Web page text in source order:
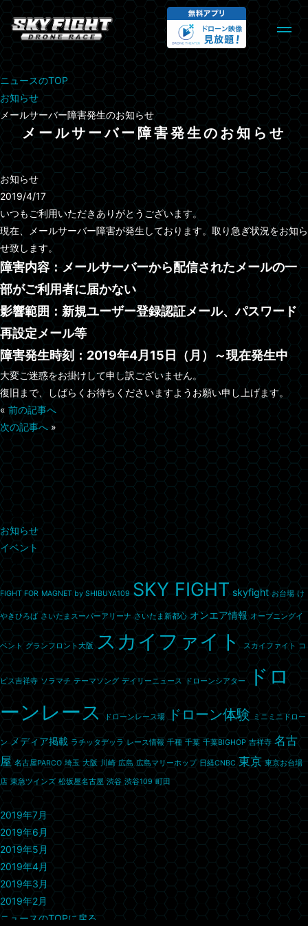
ニュースのTOP
お知らせ
メールサーバー障害発生のお知らせ
メールサーバー障害発生のお知らせ
お知らせ
2019/4/17
いつもご利用いただきありがとうございます。
現在、メールサーバー障害が発生しております。取り急ぎ状況をお知ら
せ致します。
障害内容：メールサーバーから配信されたメールの一
部がご利用者に届かない
影響範囲：新規ユーザー登録認証メール、パスワード
再設定メール等
障害発生時刻：2019年4月15日（月）～現在発生中
大変ご迷惑をお掛けして申し訳ございません。
復旧まで、しばらくお待ちくださいますようお願い申し上げます。
« 前の記事へ
次の記事へ »
カテゴリー
お知らせ
イベント
タグ
FIGHT FOR MAGNET by SHIBUYA109 SKY FIGHT skyfight お台場 け
やきひろば さいたまスーパーアリーナ さいたま新都心 オンエア情報 オープニングイ
ベント グランフロント大阪 スカイファイト スカイファイト コ
ピス吉祥寺 ソラマチ テーマソング デイリーニュース ドローンシアター ドロ
ーンレース
ドローンレース場 ドローン体験 ミニミニドロー
ン メディア掲載 ラチッタデッラ レース情報 千種 千葉 千葉BIGHOP 吉祥寺 名古
屋 名古屋PARCO 埼玉 大阪 川崎 広島 広島マリーホップ 日経CNBC 東京 東京お台場
店 東急ツインズ 松坂屋名古屋 渋谷 渋谷109 町田
アーカイブ
2019年7月
2019年6月
2019年5月
2019年4月
2019年3月
2019年2月
ニュースのTOPに戻る